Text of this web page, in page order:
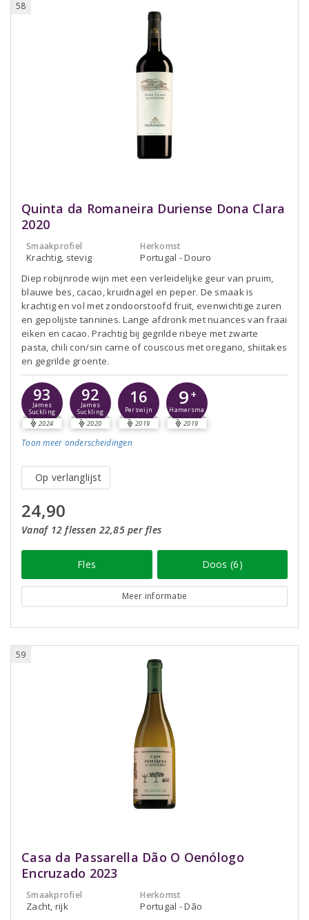
58
Quinta da Romaneira Duriense Dona Clara
2020
Smaakprofiel
Krachtig, stevig
Herkomst
Portugal - Douro
Diep robijnrode wijn met een verleidelijke geur van pruim,
blauwe bes, cacao, kruidnagel en peper. De smaak is
krachtig en vol met zondoorstoofd fruit, evenwichtige zuren
en gepolijste tannines. Lange afdronk met nuances van fraai
eiken en cacao. Prachtig bij gegrilde ribeye met zwarte
pasta, chili con/sin carne of couscous met oregano, shiitakes
en gegrilde groente.
93
James
Suckling
2024
92
James
Suckling
2020
16
Perswijn
2019
9 +
Hamersma
2019
Toon meer onderscheidingen
Op verlanglijst
24,90
Vanaf 12 flessen 22,85 per fles
Fles Doos (6)
Meer informatie
59
Casa da Passarella Dão O Oenólogo
Encruzado 2023
Smaakprofiel
Zacht, rijk
Herkomst
Portugal - Dão